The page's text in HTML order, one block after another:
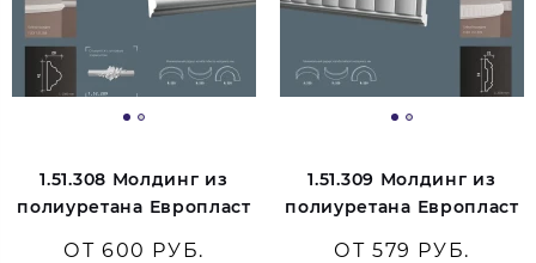
1.51.308 Молдинг из
полиуретана Европласт
ОТ 600 РУБ.
1.51.309 Молдинг из
полиуретана Европласт
ОТ 579 РУБ.